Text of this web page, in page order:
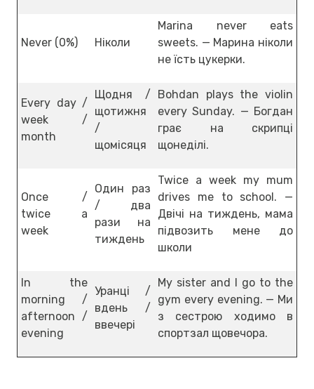
Never (0%) Ніколи
Marina never eats
sweets. — Марина ніколи
не їсть цукерки.
Every day /
week /
month
Щодня /
щотижня
/
щомісяця
Bohdan plays the violin
every Sunday. — Богдан
грає на скрипці
щонеділі.
Once /
twice a
week
Один раз
/ два
рази на
тиждень
Twice a week my mum
drives me to school. —
Двічі на тиждень, мама
підвозить мене до
школи
In the
morning /
afternoon /
evening
Уранці /
вдень /
ввечері
My sister and I go to the
gym every evening. — Ми
з сестрою ходимо в
спортзал щовечора.